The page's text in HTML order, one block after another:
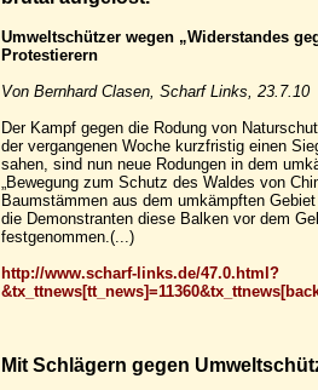
Umweltschützer wegen „Widerstandes
Protestierern
Von Bernhard Clasen, Scharf Links, 23.7.10
Der Kampf gegen die Rodung von
der vergangenen Woche kurzfristig einen
sahen, sind nun neue Rodungen in dem
„Bewegung zum Schutz des Waldes von
Baumstämmen aus dem umkämpften
die Demonstranten diese Balken vor dem
festgenommen.(...)
http://www.scharf-links.de/47.0.html?
Mit Schlägern gegen